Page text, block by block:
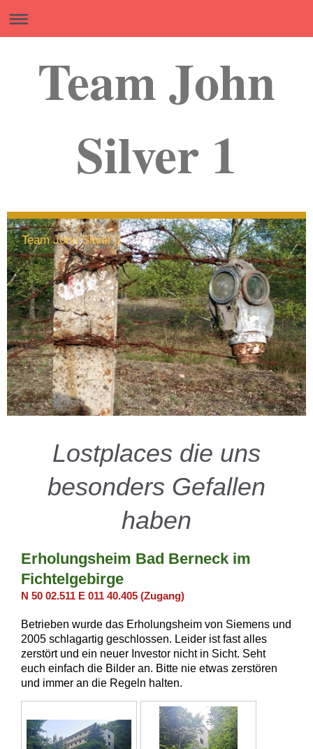
Team John
Silver 1
Team John Silver 1
Lostplaces die uns
besonders Gefallen
haben
Erholungsheim Bad Berneck im
Fichtelgebirge
N 50 02.511 E 011 40.405 (Zugang)
Betrieben wurde das Erholungsheim von Siemens und
2005 schlagartig geschlossen. Leider ist fast alles
zerstört und ein neuer Investor nicht in Sicht. Seht
euch einfach die Bilder an. Bitte nie etwas zerstören
und immer an die Regeln halten.